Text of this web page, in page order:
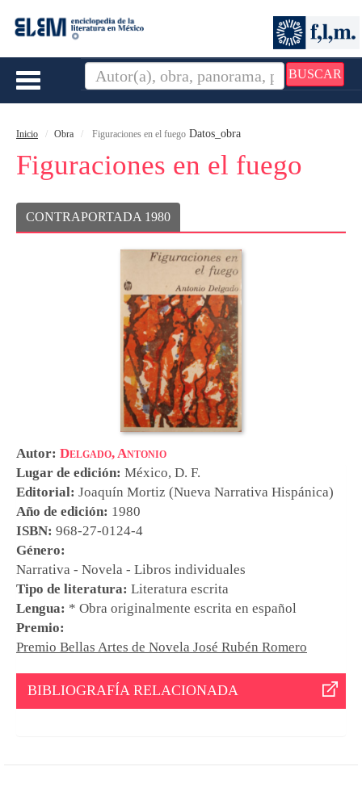
BUSCAR
Toggle
Inicio Obra Figuraciones en el fuego Datos_obra
Figuraciones en el fuego
CONTRAPORTADA 1980
Autor: Delgado, Antonio
Lugar de edición: México, D. F.
Editorial: Joaquín Mortiz (Nueva Narrativa Hispánica)
Año de edición: 1980
ISBN: 968-27-0124-4
Género:
Narrativa - Novela - Libros individuales
Tipo de literatura: Literatura escrita
Lengua: * Obra originalmente escrita en español
Premio:
Premio Bellas Artes de Novela José Rubén Romero
BIBLIOGRAFÍA RELACIONADA